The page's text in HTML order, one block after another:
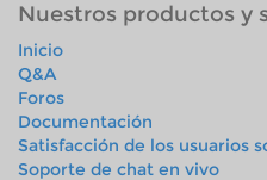
Nuestros productos y
Inicio
Q&A
Foros
Documentación
Satisfacción de los usuarios
Soporte de chat en vivo